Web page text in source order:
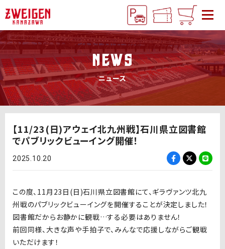
NEWS
ニュース
【11/23(日)アウェイ北九州戦】石川県立図書館
でパブリックビューイング開催！
2025.10.20
この度、11月23日 (日 )石川県立図書館にて、ギラヴァンツ北九
州戦のパブリックビューイングを開催することが決定しました！
図書館だからお静かに観戦…する必要はありません！
前回同様、大きな声や手拍子で、みんなで応援しながらご観戦
いただけます！